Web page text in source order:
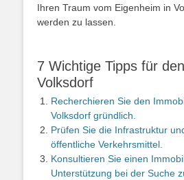
Ihren Traum vom Eigenheim in
werden zu lassen.
7 Wichtige Tipps für
Volksdorf
Recherchieren Sie den
Volksdorf gründlich.
Prüfen Sie die Infrastruktur
öffentliche Verkehrsmittel.
Konsultieren Sie einen
Unterstützung bei der Suche